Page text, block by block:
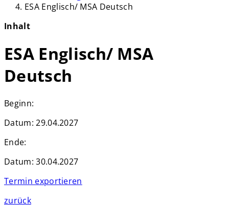
ESA Englisch/ MSA Deutsch
Inhalt
ESA Englisch/ MSA
Deutsch
Beginn:
Datum:29.04.2027
Ende:
Datum:30.04.2027
Termin exportieren
zurück